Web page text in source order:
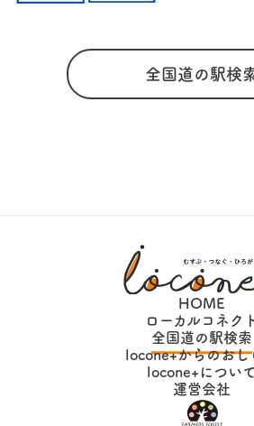
全国道の駅検
HOME
ローカルコネクト
全国道の駅検索
locone+からのおし
locone+について
運営会社